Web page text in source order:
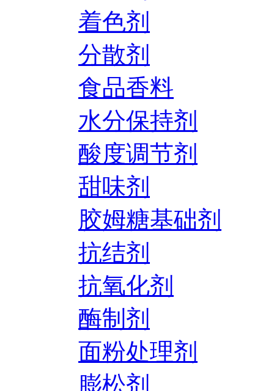
着色剂
分散剂
食品香料
水分保持剂
酸度调节剂
甜味剂
胶姆糖基础剂
抗结剂
抗氧化剂
酶制剂
面粉处理剂
膨松剂